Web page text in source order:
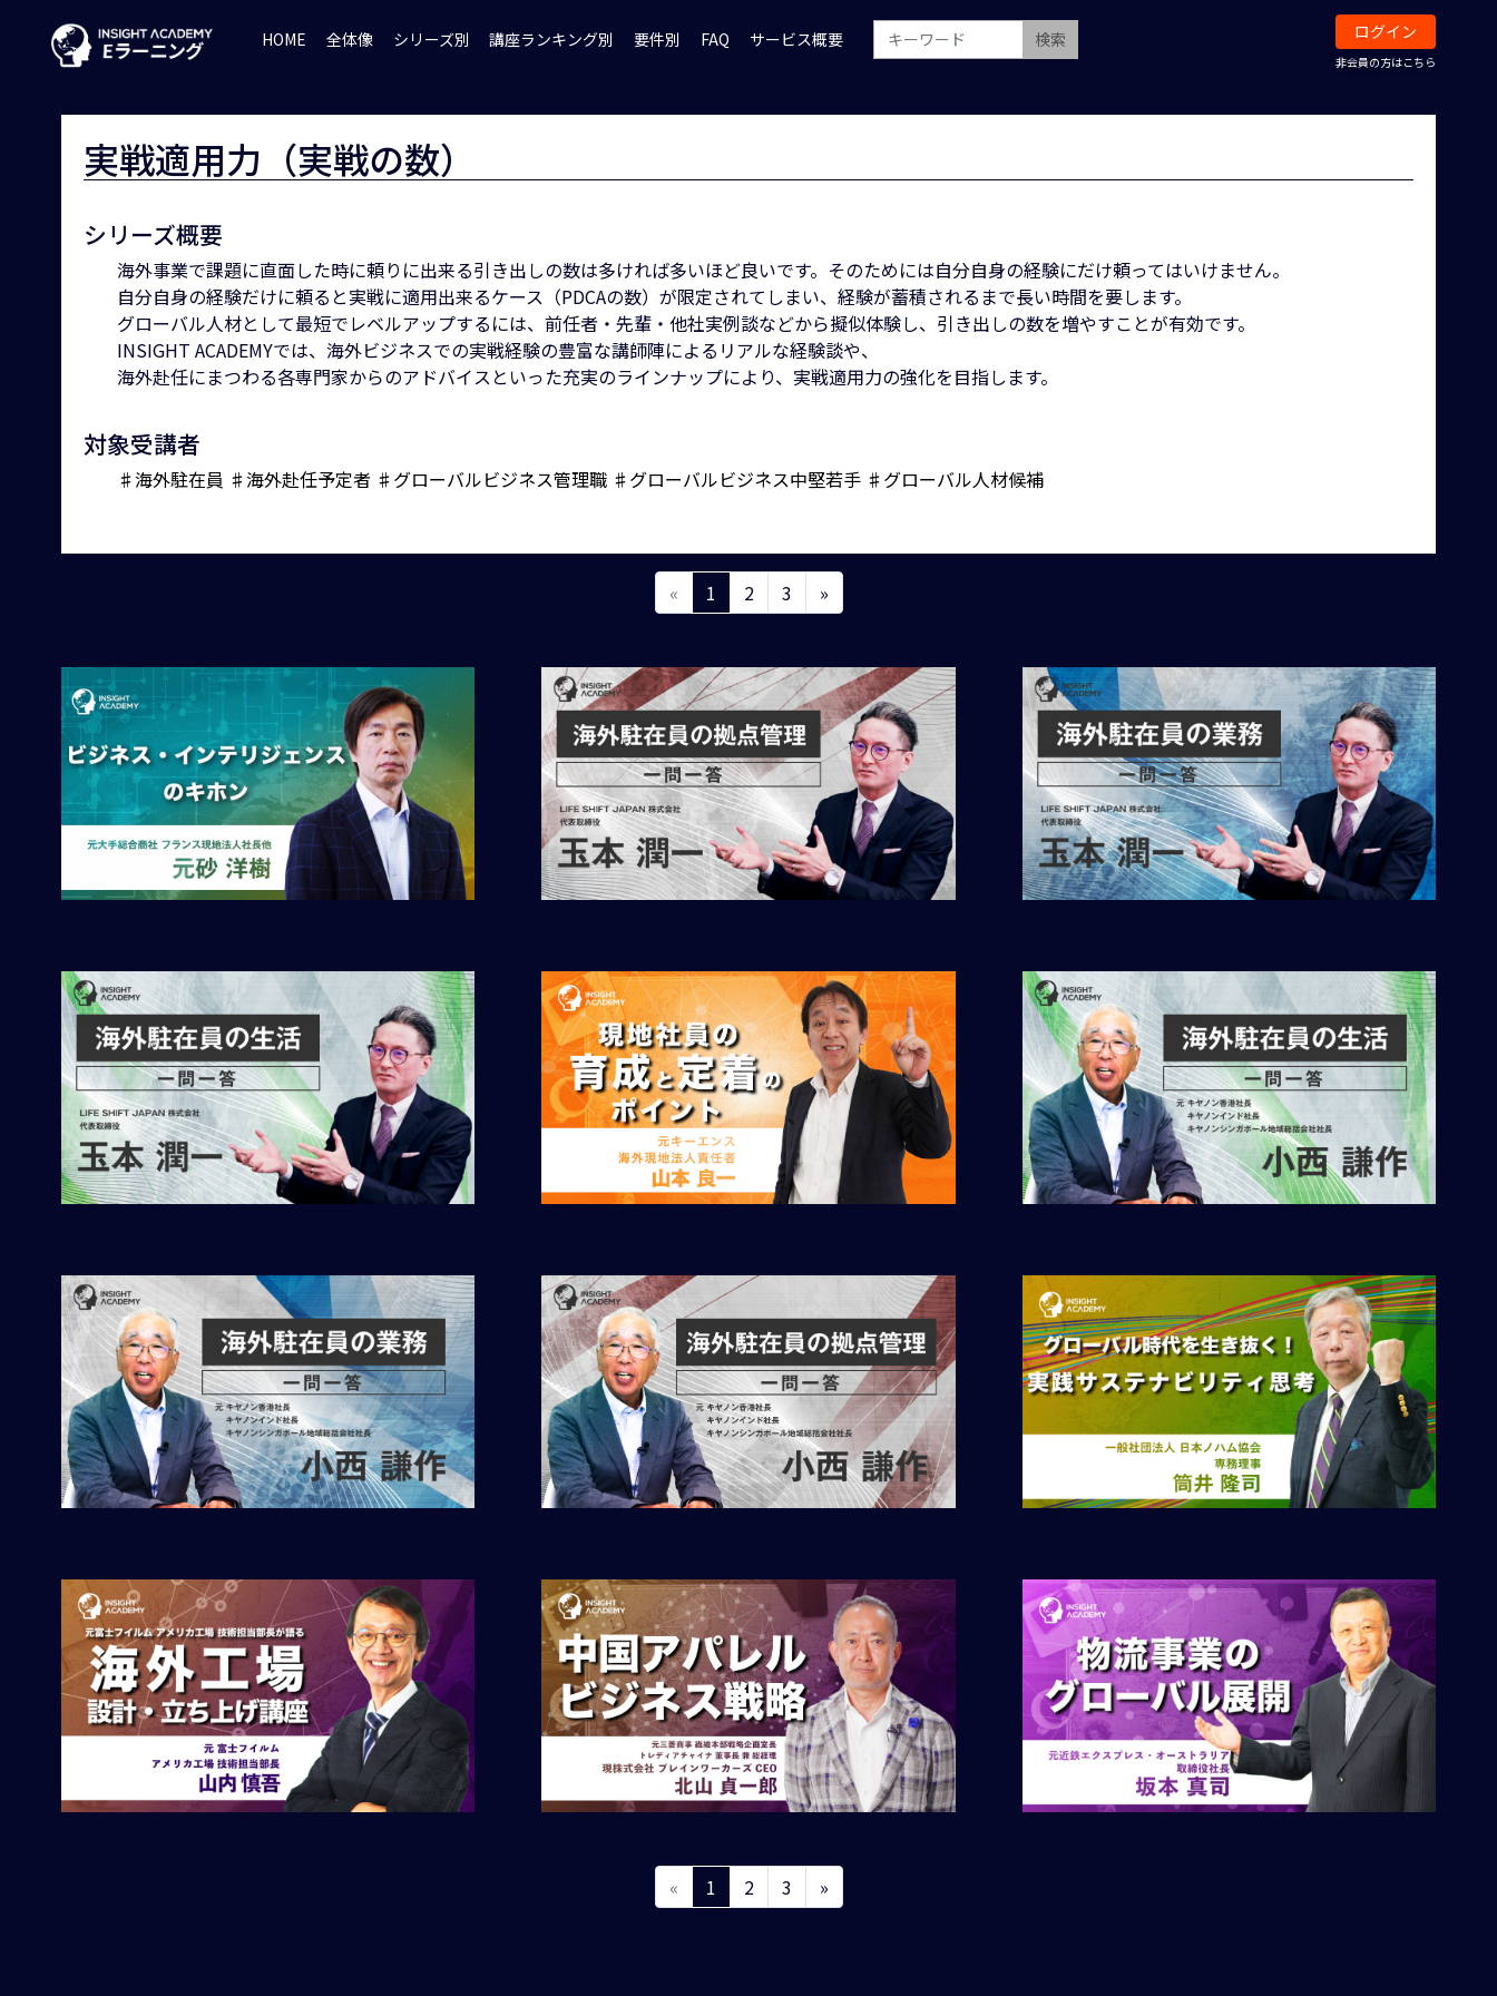
HOME 全体像 シリーズ別 講座ランキング別 要件別 FAQ サービス概要 検索 ログイン
非会員の方はこちら
実戦適用力（実戦の数）
シリーズ概要
海外事業で課題に直面した時に頼りに出来る引き出しの数は多ければ多いほど良いです。そのためには自分自身の経験にだけ頼ってはいけません。
自分自身の経験だけに頼ると実戦に適用出来るケース（PDCAの数）が限定されてしまい、経験が蓄積されるまで長い時間を要します。
グローバル人材として最短でレベルアップするには、前任者・先輩・他社実例談などから擬似体験し、引き出しの数を増やすことが有効です。
INSIGHT ACADEMYでは、海外ビジネスでの実戦経験の豊富な講師陣によるリアルな経験談や、
海外赴任にまつわる各専門家からのアドバイスといった充実のラインナップにより、実戦適用力の強化を目指します。
対象受講者
♯海外駐在員 ♯海外赴任予定者 ♯グローバルビジネス管理職 ♯グローバルビジネス中堅若手 ♯グローバル人材候補
« 1 2 3 »
« 1 2 3 »